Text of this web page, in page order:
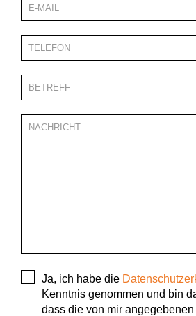
Ja, ich habe die
Kenntnis genommen und bin
dass die von mir